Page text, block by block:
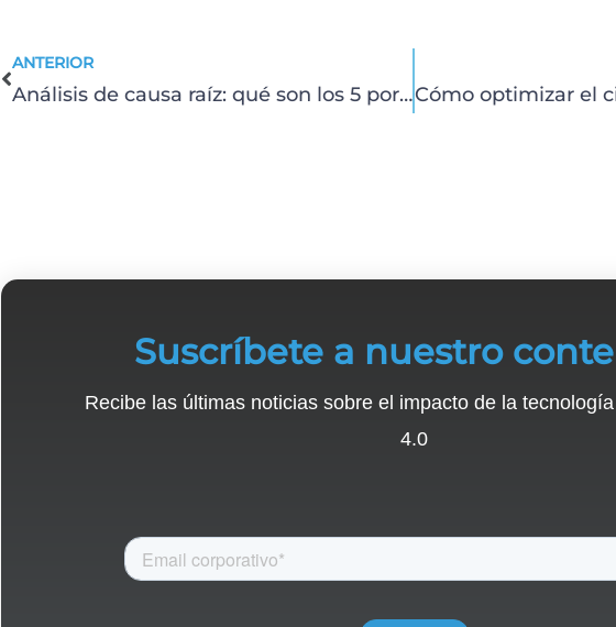
ANTERIOR
Análisis de causa raíz: qué son los 5 porqués y cómo aplicarlos
Suscríbete a nuestro
Recibe las últimas noticias sobre el impacto de la
4.0